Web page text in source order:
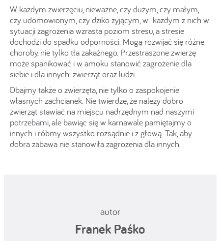
W każdym zwierzęciu, nieważne, czy dużym, czy małym,
czy udomowionym, czy dziko żyjącym, w każdym z nich w
sytuacji zagrożenia wzrasta poziom stresu, a stresie
dochodzi do spadku odporności. Mogą rozwijać się różne
choroby, nie tylko tła zakaźnego. Przestraszone zwierzę
może spanikować i w amoku stanowić zagrożenie dla
siebie i dla innych: zwierząt oraz ludzi.
Dbajmy także o zwierzęta, nie tylko o zaspokojenie
własnych zachcianek. Nie twierdzę, że należy dobro
zwierząt stawiać na miejscu nadrzędnym nad naszymi
potrzebami, ale bawiąc się w karnawale pamiętajmy o
innych i róbmy wszystko rozsądnie i z głową. Tak, aby
dobra zabawa nie stanowiła zagrożenia dla innych.
autor
Franek Paśko